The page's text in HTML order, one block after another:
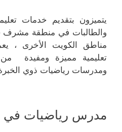
يتميزون بتقديم خدمات
والطالبات في منطقة
مناطق الكويت الأخرى ،
تعليمية مميزة ومفيدة
ومدرسات رياضيات ذوي
مدرس رياضيات